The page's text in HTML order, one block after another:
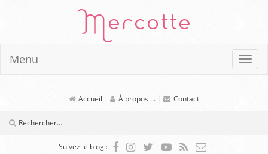
Mercotte
Menu
Accueil À propos ... Contact
Suivez le blog :